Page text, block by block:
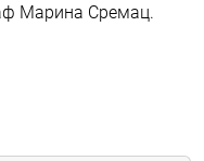
Марина Сремац.